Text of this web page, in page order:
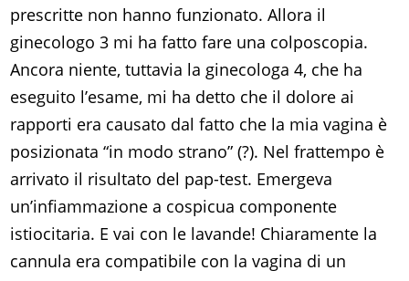
prescritte non hanno funzionato. Allora il
ginecologo 3 mi ha fatto fare una colposcopia.
Ancora niente, tuttavia la ginecologa 4, che ha
eseguito l’esame, mi ha detto che il dolore ai
rapporti era causato dal fatto che la mia vagina è
posizionata “in modo strano” (?). Nel frattempo è
arrivato il risultato del pap-test. Emergeva
un’infiammazione a cospicua componente
istiocitaria. E vai con le lavande! Chiaramente la
cannula era compatibile con la vagina di un